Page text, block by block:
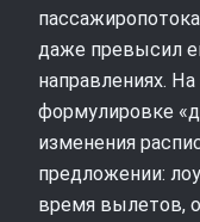
даже превысил
направлениях.
формулировке
изменения
предложении:
время вылетов,